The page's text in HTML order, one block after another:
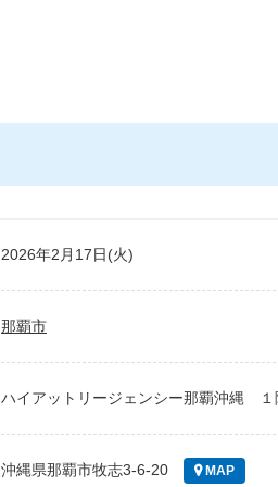
2026年2月17日(火)
那覇市
ハイアットリージェンシー那覇沖縄 １
沖縄県那覇市牧志3-6-20 MAP